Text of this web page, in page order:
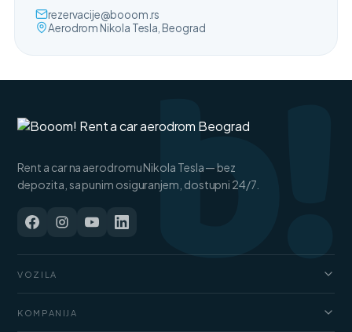
rezervacije@booom.rs
Aerodrom Nikola Tesla, Beogradb!
Rent a car na aerodromu Nikola Tesla — bez
depozita, sa punim osiguranjem, dostupni 24/7.
VOZILA
KOMPANIJA